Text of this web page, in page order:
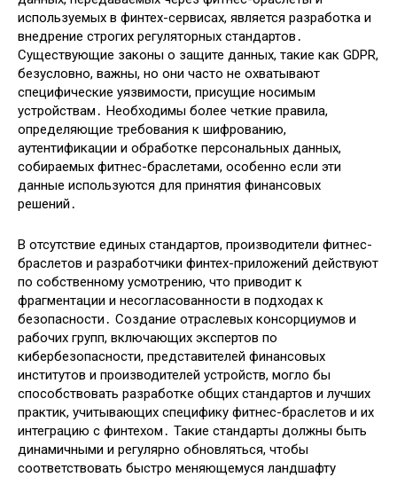
используемых в финтех-сервисах, является разработка и
внедрение строгих регуляторных стандартов․
Существующие законы о защите данных, такие как GDPR,
безусловно, важны, но они часто не охватывают
специфические уязвимости, присущие носимым
устройствам․ Необходимы более четкие правила,
определяющие требования к шифрованию,
аутентификации и обработке персональных данных,
собираемых фитнес-браслетами, особенно если эти
данные используются для принятия финансовых
решений․
В отсутствие единых стандартов, производители фитнес-
браслетов и разработчики финтех-приложений действуют
по собственному усмотрению, что приводит к
фрагментации и несогласованности в подходах к
безопасности․ Создание отраслевых консорциумов и
рабочих групп, включающих экспертов по
кибербезопасности, представителей финансовых
институтов и производителей устройств, могло бы
способствовать разработке общих стандартов и лучших
практик, учитывающих специфику фитнес-браслетов и их
интеграцию с финтехом․ Такие стандарты должны быть
динамичными и регулярно обновляться, чтобы
соответствовать быстро меняющемуся ландшафту